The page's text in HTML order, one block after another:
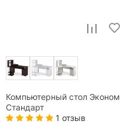
Компьютерный стол Эконом
Стандарт
1 отзыв